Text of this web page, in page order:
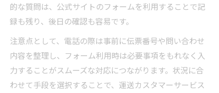
的な質問は、公式サイトのフォームを利用することで記
録も残り、後日の確認も容易です。
注意点として、電話の際は事前に伝票番号や問い合わせ
内容を整理し、フォーム利用時は必要事項をもれなく入
力することがスムーズな対応につながります。状況に合
わせて手段を選択することで、運送カスタマーサービス